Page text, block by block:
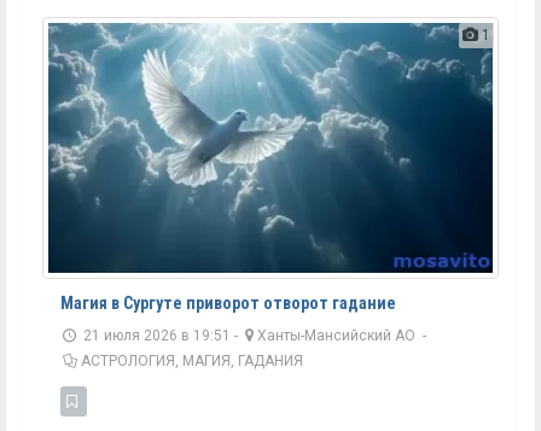
1
Магия в Сургуте приворот отворот гадание
21 июля 2026 в 19:51 - Ханты-Мансийский АО -
АСТРОЛОГИЯ, МАГИЯ, ГАДАНИЯ